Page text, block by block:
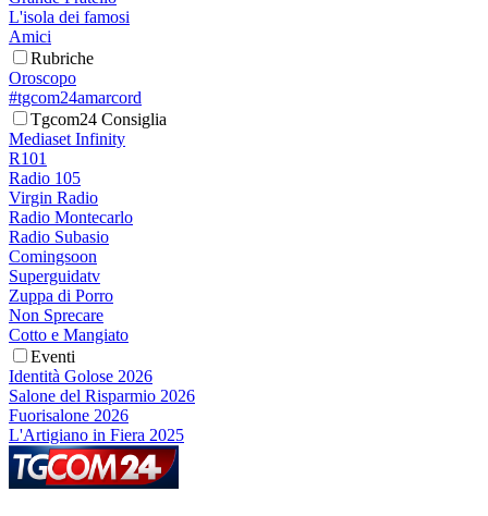
L'isola dei famosi
Amici
Rubriche
Oroscopo
#tgcom24amarcord
Tgcom24 Consiglia
Mediaset Infinity
R101
Radio 105
Virgin Radio
Radio Montecarlo
Radio Subasio
Comingsoon
Superguidatv
Zuppa di Porro
Non Sprecare
Cotto e Mangiato
Eventi
Identità Golose 2026
Salone del Risparmio 2026
Fuorisalone 2026
L'Artigiano in Fiera 2025